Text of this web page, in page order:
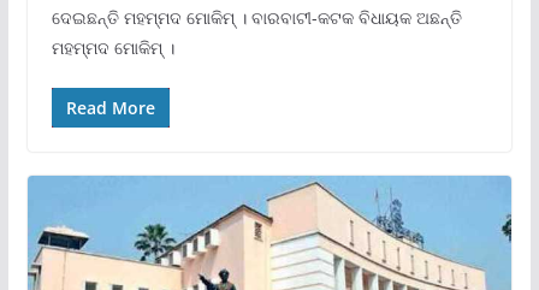
ଦେଇଛନ୍ତି ମହମ୍ମଦ ମୋକିମ୍ । ବାରବାଟୀ-କଟକ ବିଧାୟକ ଅଛନ୍ତି
ମହମ୍ମଦ ମୋକିମ୍ ।
Read More